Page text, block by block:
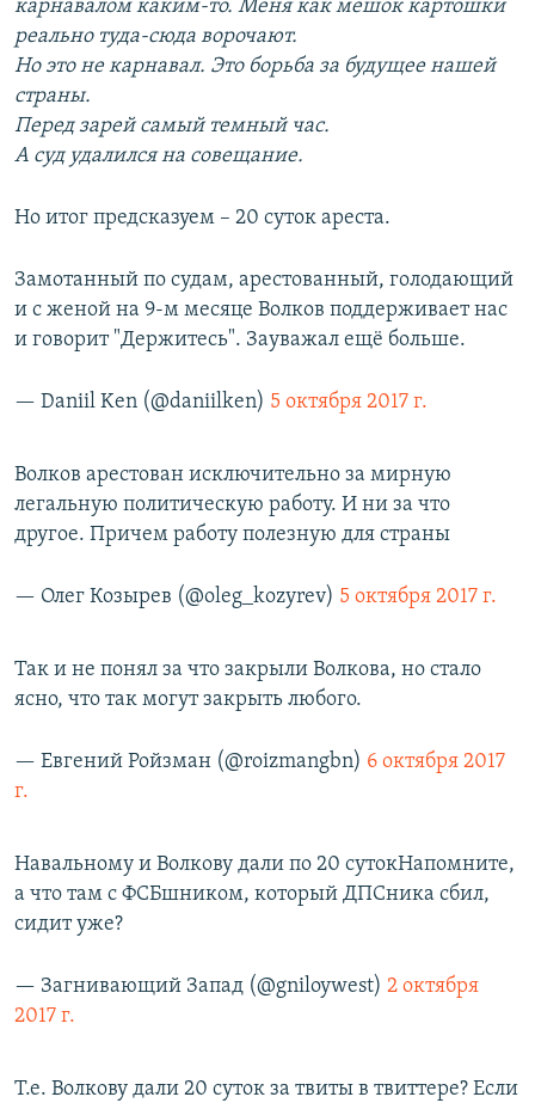
карнавалом каким-то. Меня как мешок картошки
реально туда-сюда ворочают.
Но это не карнавал. Это борьба за будущее нашей
страны.
Перед зарей самый темный час.
А суд удалился на совещание.
Но итог предсказуем – 20 суток ареста.
Замотанный по судам, арестованный, голодающий
и с женой на 9-м месяце Волков поддерживает нас
и говорит "Держитесь". Зауважал ещё больше.
— Daniil Ken (@daniilken) 5 октября 2017 г.
Волков арестован исключительно за мирную
легальную политическую работу. И ни за что
другое. Причем работу полезную для страны
— Олег Козырев (@oleg_kozyrev) 5 октября 2017 г.
Так и не понял за что закрыли Волкова, но стало
ясно, что так могут закрыть любого.
— Евгений Ройзман (@roizmangbn) 6 октября 2017
г.
Навальному и Волкову дали по 20 сутокНапомните,
а что там с ФСБшником, который ДПСника сбил,
сидит уже?
— Загнивающий Запад (@gniloywest) 2 октября
2017 г.
Т.е. Волкову дали 20 суток за твиты в твиттере? Если